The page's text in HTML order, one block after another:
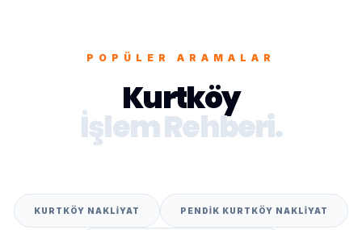
POPÜLER ARAMALAR
Kurtköy
İşlem Rehberi.
KURTKÖY NAKLIYAT PENDIK KURTKÖY NAKLIYAT